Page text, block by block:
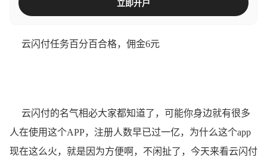
立即开户
云闪付任务百分百合格，佣金6元
云闪付的名气相必大家都知道了，可能你身边就有很多
人在使用这个APP，注册人数早已过一亿，为什么这个app
现在这么火，就是因为方便啊，不闲扯了，今天来看云闪付